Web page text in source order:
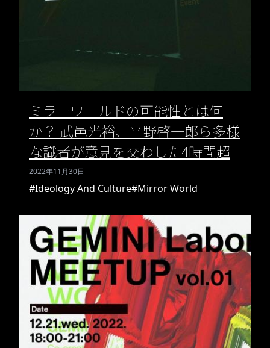
ミラーワールドの可能性とは何
か？ 武邑光裕、平野啓一郎ら多様
な識者が意見を交わした4時間超
2022年11月30日
#Ideology And Culture#Mirror World